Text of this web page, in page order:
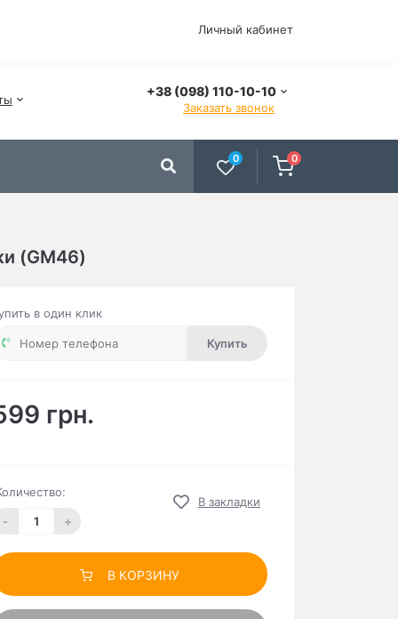
Личный кабинет
+38 (098) 110-10-10
Заказать звонок
0 0
(GM46)
в один клик
Купить
грн.
- +
В закладки
В КОРЗИНУ